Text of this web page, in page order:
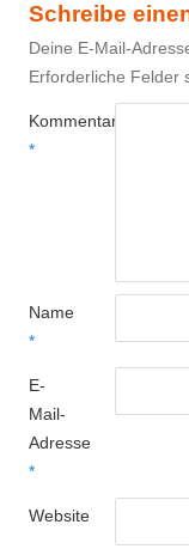
Schreibe
Deine E-Mail-
Erforderliche Felder
Kommentar
*
Name
*
E-
Mail-
Adresse
*
Website